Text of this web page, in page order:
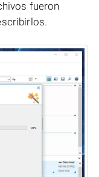
fueron